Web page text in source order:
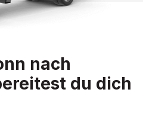
nach
du dich